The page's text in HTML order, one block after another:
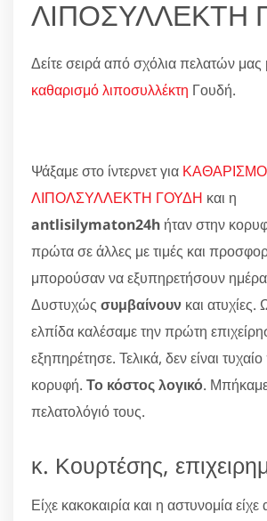
ΛΙΠΟΣΥΛΛΕΚΤΗ
Δείτε σειρά από σχόλια πελατών μας
καθαρισμό λιποσυλλέκτη Γουδή.
Ψάξαμε στο ίντερνετ για ΚΑΘΑΡΙΣΜΟ
ΛΙΠΟΛΣΥΛΛΕΚΤΗ ΓΟΥΔΗ και η
antlisilymaton24h ήταν στην
πρώτα σε άλλες με τιμές και
μπορούσαν να εξυπηρετήσουν ημέρα
Δυστυχώς συμβαίνουν και ατυχίες.
ελπίδα καλέσαμε την πρώτη
εξηπηρέτησε. Τελικά, δεν είναι
κορυφή. Το κόστος λογικό.
πελατολόγιό τους.
κ. Κουρτέσης,
Είχε κακοκαιρία και η αστυνομία είχε